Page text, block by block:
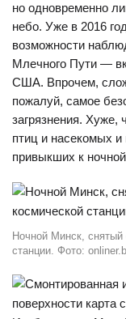
но одновременно
небо. Уже в 2016
возможности
Млечного Пути —
США. Впрочем,
пожалуй, самое
загрязнения. Хуже,
птиц и насекомых
привыкших к
Ночной Минск,
станции. Фото: